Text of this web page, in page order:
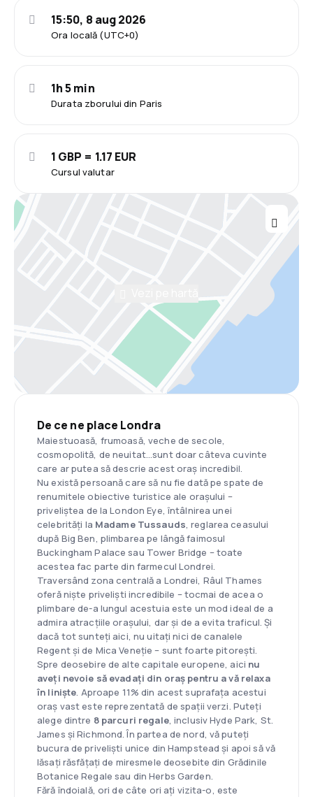
Ora locală (UTC+0)
15:50, 8 aug 2026
Durata zborului din Paris
1h 5 min
Cursul valutar
1 GBP = 1.17 EUR
De ce ne place Londra
Maiestuoasă, frumoasă, veche de secole,
cosmopolită, de neuitat…sunt doar câteva cuvinte
care ar putea să descrie acest oraș incredibil.
Nu există persoană care să nu fie dată pe spate de
renumitele obiective turistice ale orașului –
priveliștea de la London Eye, întâlnirea unei
celebrități la Madame Tussauds, reglarea ceasului
după Big Ben, plimbarea pe lângă faimosul
Buckingham Palace sau Tower Bridge – toate
acestea fac parte din farmecul Londrei.
Traversând zona centrală a Londrei, Râul Thames
oferă niște priveliști incredibile – tocmai de acea o
plimbare de-a lungul acestuia este un mod ideal de a
admira atracțiile orașului, dar și de a evita traficul. Și
dacă tot sunteți aici, nu uitați nici de canalele
Regent și de Mica Veneție – sunt foarte pitorești.
Spre deosebire de alte capitale europene, aici nu
aveți nevoie să evadați din oraș pentru a vă relaxa
în liniște. Aproape 11% din acest suprafața acestui
oraș vast este reprezentată de spații verzi. Puteți
alege dintre 8 parcuri regale, inclusiv Hyde Park, St.
James și Richmond. În partea de nord, vă puteți
bucura de priveliști unice din Hampstead și apoi să vă
lăsați răsfățați de miresmele deosebite din Grădinile
Botanice Regale sau din Herbs Garden.
Fără îndoială, ori de câte ori ați vizita-o, este